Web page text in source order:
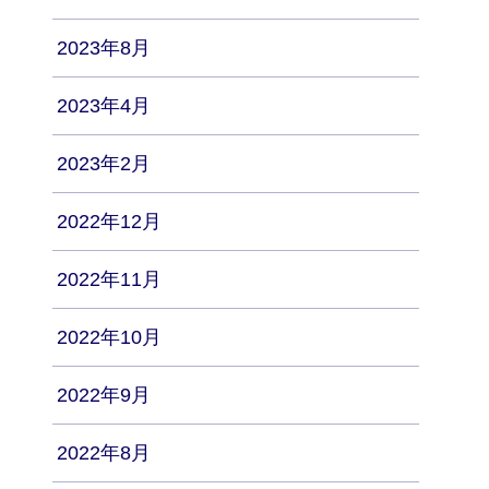
2023年8月
2023年4月
2023年2月
2022年12月
2022年11月
2022年10月
2022年9月
2022年8月